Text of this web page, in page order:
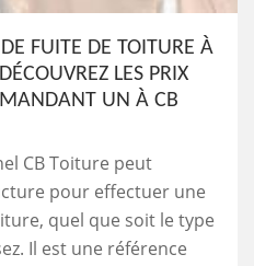
FUITE DE TOITURE À
LES PRIX
UN À CB
CB Toiture peut
pour effectuer une
quel que soit le type
Il est une référence